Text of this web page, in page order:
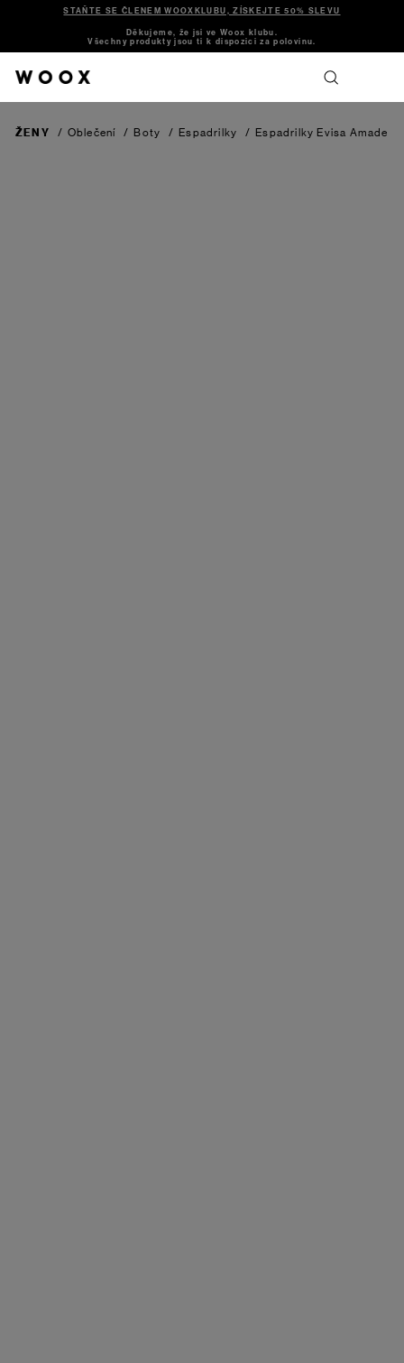
STAŇTE SE ČLENEM WOOXKLUBU, ZÍSKEJTE 50% SLEVU
Děkujeme, že jsi ve Woox klubu.
Všechny produkty jsou ti k dispozici za polovinu.
ŽENY / Oblečení / Boty / Espadrilky / Espadrilky Evisa Amade